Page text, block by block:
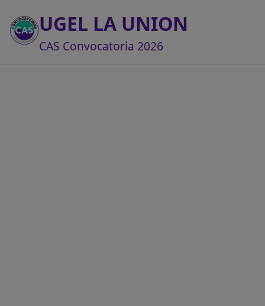
UGEL LA UNION
CAS Convocatoria 2026